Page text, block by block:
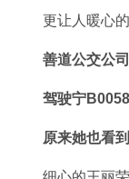
更让人暖心
善道公交公
驾驶宁
原来她也看